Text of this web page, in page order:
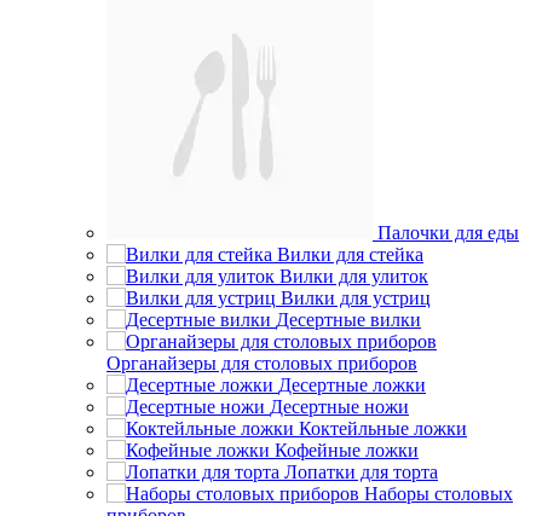
Палочки для еды
Вилки для стейка
Вилки для улиток
Вилки для устриц
Десертные вилки
Органайзеры для столовых приборов
Десертные ложки
Десертные ножи
Коктейльные ложки
Кофейные ложки
Лопатки для торта
Наборы столовых